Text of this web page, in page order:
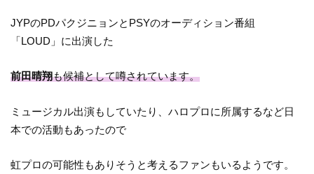
JYPのPDパクジニョンとPSYのオーディション番組
「LOUD」に出演した
前田晴翔も候補として噂されています。
ミュージカル出演もしていたり、ハロプロに所属するなど日
本での活動もあったので
虹プロの可能性もありそうと考えるファンもいるようです。